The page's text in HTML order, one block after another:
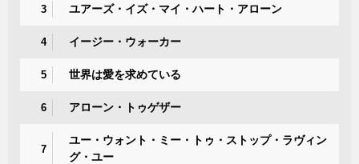
3 ユアーズ・イズ・マイ・ハート・アローン
4 イージー・ウォーカー
5 世界は愛を求めている
6 アローン・トゥゲザー
7
ユー・ウォント・ミー・トゥ・ストップ・ラヴィン
グ・ユー